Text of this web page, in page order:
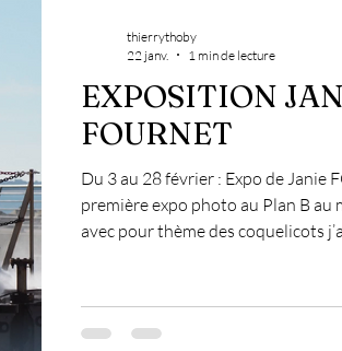
EXPOSITION
FOURNET
Du 3 au 28 février : Expo de Janie FOURNET Après une
première expo photo au Plan B au
avec pour thème des coquelicots
Emplacement Café-Epicerie Le
thierrythoby
22 janv.
1 min de lecture